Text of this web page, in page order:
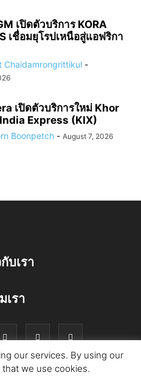
เปิดตัวบริการ KORA
เชื่อมยุโรปเหนือสู่แอฟริกา
Chaidamrongrittikul -
เปิดตัวบริการใหม่ Khor
Express (KIX)
Boonpetch - August 7, 2026
บเรา
เรา
our services. By using our
we use cookies.